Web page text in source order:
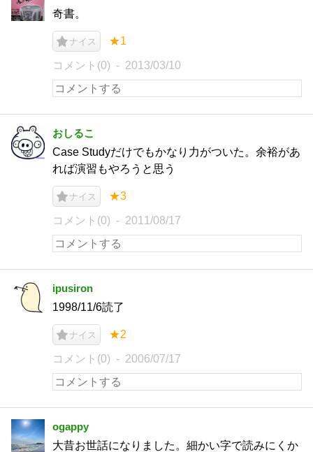
奇書。
ナイス ★1
コメント(0) 2013/03/10
おしるこ
Case Studyだけでもかなり力がついた。余裕があ
れば演習もやろうと思う
ナイス ★3
コメント(0) 2011/08/17
ipusiron
1998/11/6読了
ナイス ★2
コメント(0) 2006/07/17
ogappy
大昔お世話になりました。細かい字で読みにくか